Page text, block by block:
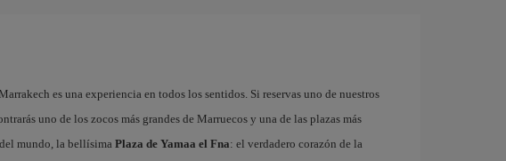
es una experiencia en todos los sentidos. Si reservas uno de nuestros
uno de los zocos más grandes de Marruecos y una de las plazas más
mundo, la bellísimaPlaza de Yamaa el Fna: el verdadero corazón de la